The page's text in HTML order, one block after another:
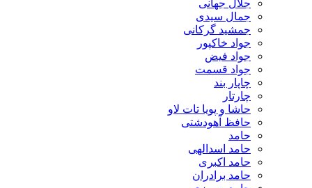
جلال جهانی
جمال سیدی
جمشید گرکانی
جواد خاکپور
جواد فیض
جواد قسمت
چاپار بند
چارتار
حاشا و پویا تات لاو
حافظ آهودشتی
حامد
حامد اسدالهی
حامد اکبری
حامد برادران